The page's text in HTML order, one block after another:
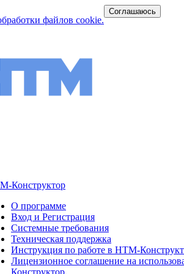
файлов cookie.
Соглашаюсь
Конструктор
О программе
Вход и Регистрация
Системные требования
Техническая поддержка
Инструкция по работе в НТМ-
Лицензионное соглашение на
Конструктор.